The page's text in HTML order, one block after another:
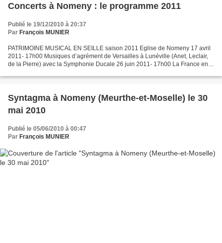
Concerts à Nomeny : le programme 2011
Publié le 19/12/2010 à 20:37
Par François MUNIER
PATRIMOINE MUSICAL EN SEILLE saison 2011 Eglise de Nomeny 17 avril
2011- 17h00 Musiques d’agrément de Versailles à Lunéville (Anet, Leclair,
de la Pierre) avec la Symphonie Ducale 26 juin 2011- 17h00 La France en
Syntagma à Nomeny (Meurthe-et-Moselle) le 30
mai 2010
Publié le 05/06/2010 à 00:47
Par François MUNIER